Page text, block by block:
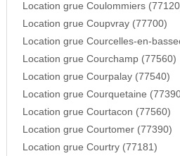
Location grue Coulommiers
Location grue Coupvray (77700)
Location grue Courcelles-en-
Location grue Courchamp (77560)
Location grue Courpalay (77540)
Location grue Courquetaine
Location grue Courtacon (77560)
Location grue Courtomer (77390)
Location grue Courtry (77181)